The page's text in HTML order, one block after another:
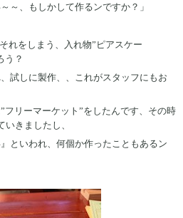
～、もしかして作るンですか？」
れをしまう、入れ物”ピアスケー
う？
試しに製作、、これがスタッフにもお
フリーマーケット”をしたんです、その時
きましたし、
といわれ、何個か作ったこともあるン